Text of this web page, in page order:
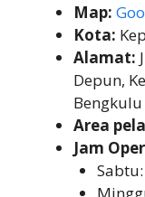
Map:
Kota:
Alamat:
Depun,
Area
Jam